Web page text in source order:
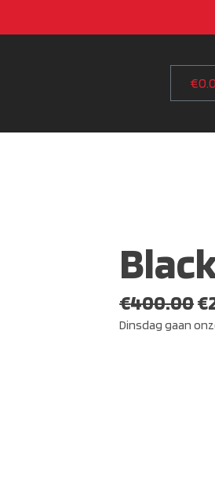
€
€400.00€
Dinsdag gaan